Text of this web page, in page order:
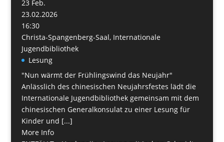
23 Feb.
23.02.2026
16:30
Christa-Spangenberg-Saal, Internationale
Jugendbibliothek
Lesung
"Nun wärmt der Frühlingswind das Neujahr"
Anlässlich des chinesischen Neujahrsfestes lädt die
Internationale Jugendbibliothek gemeinsam mit dem
chinesischen Generalkonsulat zu einer Lesung für
Kinder und [...]
More Info